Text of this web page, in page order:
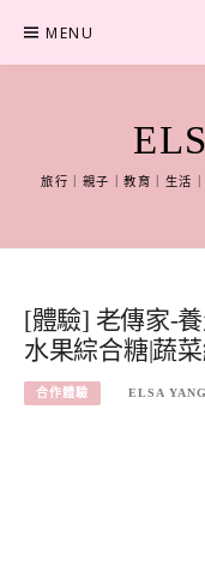
content
MENU
旅行｜親子｜教育｜生活
[體驗] 老傳家-
水果綜合糖|蔬
合作體驗 ELSA YANG